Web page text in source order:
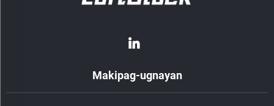
Makipag-ugnayan